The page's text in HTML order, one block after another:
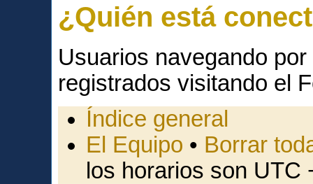
¿Quién está
Usuarios navegando
registrados visitando el
Índice general
El Equipo • Borrar
los horarios son UTC